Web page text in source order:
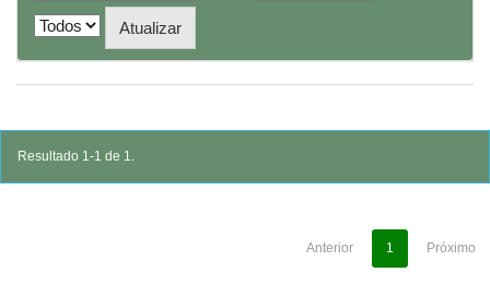
Resultado 1-1 de 1.
Anterior 1 Próximo